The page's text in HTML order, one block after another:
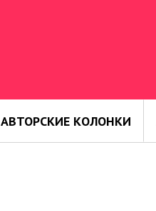
АВТОРСКИЕ КОЛОНКИ